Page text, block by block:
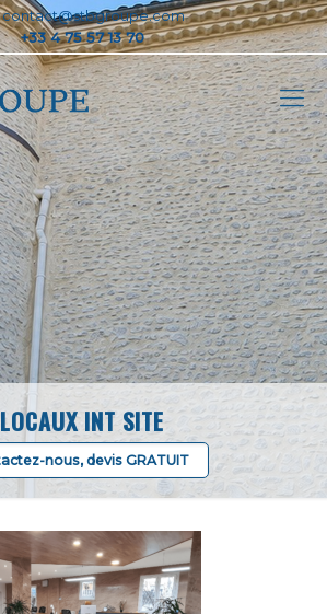
contact@stbgroupe.com
LOCAUX INT SITE
nous, devis GRATUIT